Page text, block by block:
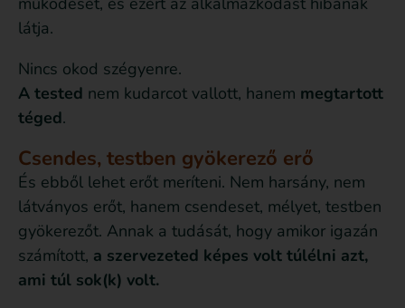
látja.
Nincs okod szégyenre.
A tested nem kudarcot vallott, hanem megtartott
téged.
Csendes, testben gyökerező erő
És ebből lehet erőt meríteni. Nem harsány, nem
látványos erőt, hanem csendeset, mélyet, testben
gyökerezőt. Annak a tudását, hogy amikor igazán
számított, a szervezeted képes volt túlélni azt,
ami túl sok(k) volt.